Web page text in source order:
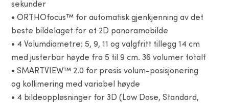
sekunder
• ORTHOfocus™ for automatisk gjenkjenning av det
beste bildelaget for et 2D panoramabilde
• 4 Volumdiametre: 5, 9, 11 og valgfritt tillegg 14 cm
med justerbar høyde fra 5 til 9 cm. 36 volumer totalt
• SMARTVIEW™ 2.0 for presis volum-posisjonering
og kollimering med variabel høyde
• 4 bildeoppløsninger for 3D (Low Dose, Standard,